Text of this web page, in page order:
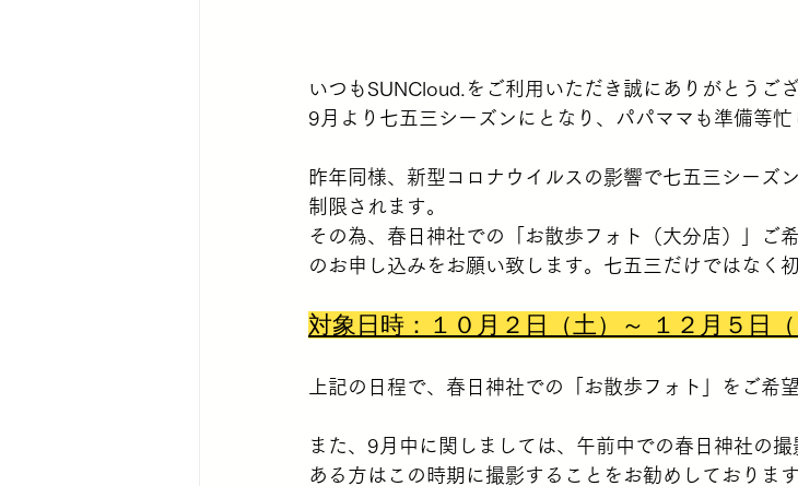
いつもSUNCloud.をご利用いただき誠にありがとうござ
9月より七五三シーズンにとなり、パパママも準備等忙
昨年同様、新型コロナウイルスの影響で七五三シーズ
制限されます。
その為、春日神社での「お散歩フォト（大分店）」ご
のお申し込みをお願い致します。七五三だけではなく
対象日時：１０月２日（土）～ １２月５日
上記の日程で、春日神社での「お散歩フォト」をご希
また、9月中に関しましては、午前中での春日神社の
ある方はこの時期に撮影することをお勧めしております